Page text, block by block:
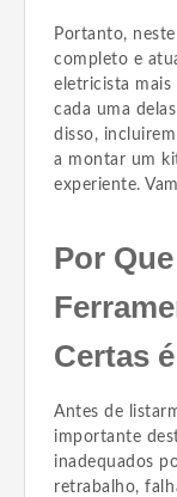
Portanto,
completo e
eletricista mais
cada uma
disso,
a montar um
experiente.
Por
Certas
Antes de
importante
inadequados
retrabalho,